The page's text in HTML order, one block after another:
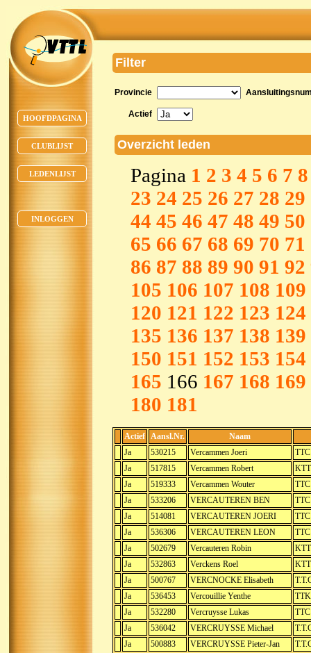
HOOFDPAGINA
CLUBLIJST
LEDENLIJST
INLOGGEN
Filter
Provincie
Actief
Overzicht leden
Pagina 1 2 3 4 5 6 7 8
23 24 25 26 27 28 29
44 45 46 47 48 49 50
65 66 67 68 69 70 71
86 87 88 89 90 91 92
105 106 107 108 109
120 121 122 123 124
135 136 137 138 139
150 151 152 153 154
165 166 167 168 169
180 181
Actief Aansl.Nr.
Naam
Ja
530215 Vercammen Joeri
Ja
517815 Vercammen Robert
Ja
519333 Vercammen Wouter
Ja
533206 VERCAUTEREN BEN
Ja
514081 VERCAUTEREN JOERI
Ja
536306 VERCAUTEREN LEON
Ja
502679 Vercauteren Robin
Ja
532863 Verckens Roel
Ja
500767 VERCNOCKE Elisabeth
Ja
536453 Vercouillie Yenthe
Ja
532280 Vercruysse Lukas
Ja
536042 VERCRUYSSE Michael
Ja
500883 VERCRUYSSE Pieter-Jan